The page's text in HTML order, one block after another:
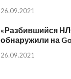
26.09.2021
«Разбившийся
обнаружили на
26.09.2021